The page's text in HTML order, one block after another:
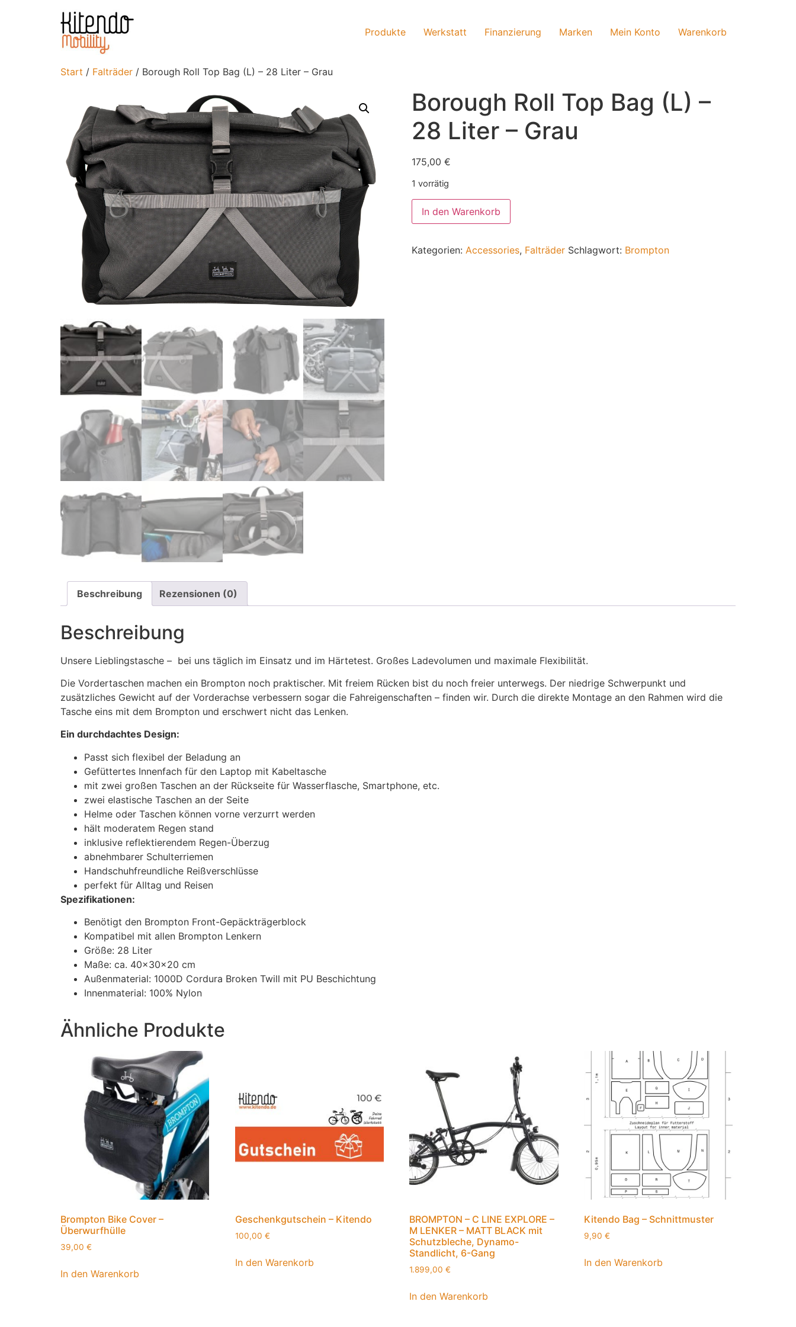
Produkte Werkstatt Finanzierung Marken Mein Konto Warenkorb
Start / Falträder / Borough Roll Top Bag (L) – 28 Liter – Grau
Borough Roll Top Bag (L) –
28 Liter – Grau
175,00 €
1 vorrätig
In den Warenkorb
Kategorien: Accessories, Falträder Schlagwort: Brompton
Beschreibung Rezensionen (0)
Beschreibung
Unsere Lieblingstasche – bei uns täglich im Einsatz und im Härtetest. Großes Ladevolumen und maximale Flexibilität.
Die Vordertaschen machen ein Brompton noch praktischer. Mit freiem Rücken bist du noch freier unterwegs. Der niedrige Schwerpunkt und
zusätzliches Gewicht auf der Vorderachse verbessern sogar die Fahreigenschaften – finden wir. Durch die direkte Montage an den Rahmen wird die
Tasche eins mit dem Brompton und erschwert nicht das Lenken.
Ein durchdachtes Design:
Passt sich flexibel der Beladung an
Gefüttertes Innenfach für den Laptop mit Kabeltasche
mit zwei großen Taschen an der Rückseite für Wasserflasche, Smartphone, etc.
zwei elastische Taschen an der Seite
Helme oder Taschen können vorne verzurrt werden
hält moderatem Regen stand
inklusive reflektierendem Regen-Überzug
abnehmbarer Schulterriemen
Handschuhfreundliche Reißverschlüsse
perfekt für Alltag und Reisen
Spezifikationen:
Benötigt den Brompton Front-Gepäckträgerblock
Kompatibel mit allen Brompton Lenkern
Größe: 28 Liter
Maße: ca. 40x30x20 cm
Außenmaterial: 1000D Cordura Broken Twill mit PU Beschichtung
Innenmaterial: 100% Nylon
Ähnliche Produkte
Brompton Bike Cover –
Überwurfhülle
39,00 €
In den Warenkorb
Geschenkgutschein – Kitendo
100,00 €
In den Warenkorb
BROMPTON – C LINE EXPLORE –
M LENKER – MATT BLACK mit
Schutzbleche, Dynamo-
Standlicht, 6-Gang
1.899,00€
In den Warenkorb
Kitendo Bag – Schnittmuster
9,90€
In den Warenkorb